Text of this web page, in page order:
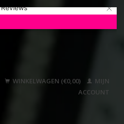
Reviews ×
WINKELWAGEN (€0,00)
MIJN
ACCOUNT